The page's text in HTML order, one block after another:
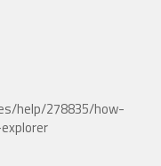
help/278835/how-